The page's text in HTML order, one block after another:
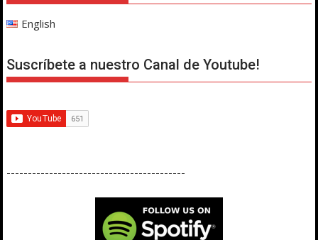
English
Suscríbete a nuestro Canal de Youtube!
------------------------------------------